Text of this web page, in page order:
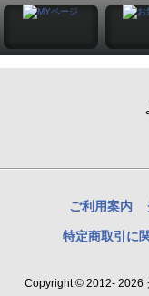
ご利用案内
特定商取引に
Copyright © 2012- 2026